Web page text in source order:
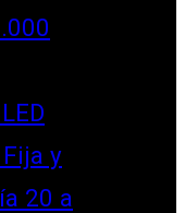
y
20 a